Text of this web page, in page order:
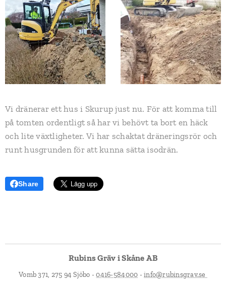
Vi dränerar ett hus i Skurup just nu. För att komma till
på tomten ordentligt så har vi behövt ta bort en häck
och lite växtligheter. Vi har schaktat dräneringsrör och
runt husgrunden för att kunna sätta isodrän.
Share
Rubins Gräv i Skåne AB
Vomb 371, 275 94 Sjöbo -0416-584000 -info@rubinsgrav.se